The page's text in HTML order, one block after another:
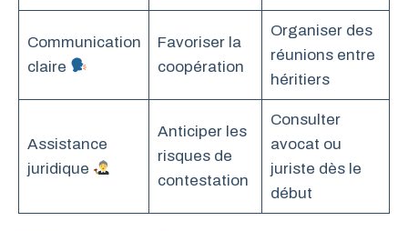
Communication
claire
Favoriser la
coopération
Organiser des
réunions entre
héritiers
Assistance
juridique
Anticiper les
risques de
contestation
Consulter
avocat ou
juriste dès le
début